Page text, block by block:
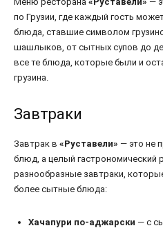
по Грузии, где каждый гость
блюда, ставшие символом
шашлыков, от сытных супов до
все те блюда, которые были и
грузина.
Завтраки
Завтрак в «Руставели» — это не
блюд, а целый гастрономический
разнообразные завтраки,
более сытные блюда:
Хачапури по-аджарски — с